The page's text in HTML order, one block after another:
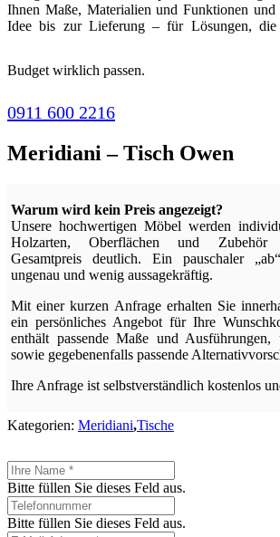
Ihnen Maße, Materialien und Funktionen
Idee bis zur Lieferung – für Lösungen,
Budget wirklich passen.
0911 600 2216
Meridiani – Tisch Owen
Warum wird kein Preis angezeigt?
Unsere hochwertigen Möbel werden
Holzarten, Oberflächen und Zubehör
Gesamtpreis deutlich. Ein pauschaler
ungenau und wenig aussagekräftig.
Mit einer kurzen Anfrage erhalten Sie
ein persönliches Angebot für Ihre
enthält passende Maße und Ausführungen,
sowie gegebenenfalls passende
Ihre Anfrage ist selbstverständlich kostenlos
Kategorien: Meridiani,Tische
Bitte füllen Sie dieses Feld aus.
Bitte füllen Sie dieses Feld aus.